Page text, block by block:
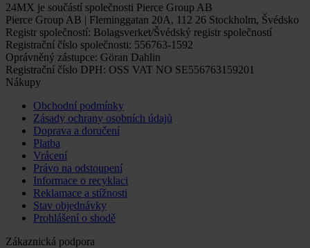
24MX je součástí společnosti Pierce Group AB
Pierce Group AB | Fleminggatan 20A, 112 26 Stockholm, Švédsko
Registr společností: Bolagsverket/Švédský registr společností
Registrační číslo společnosti: 556763-1592
Oprávněný zástupce: Göran Dahlin
Registrační číslo DPH: OSS VAT NO SE556763159201
Nákupy
Obchodní podmínky
Zásady ochrany osobních údajů
Doprava a doručení
Platba
Vrácení
Právo na odstoupení
Informace o recyklaci
Reklamace a stížnosti
Stav objednávky
Prohlášení o shodě
Zákaznická podpora